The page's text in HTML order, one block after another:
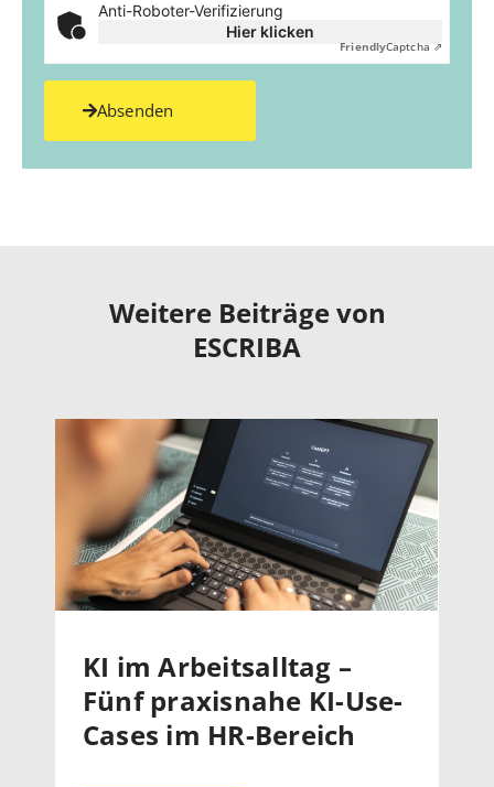
Anti-Roboter-Verifizierung
Hier klicken
FriendlyCaptcha ⇗
Absenden
Weitere Beiträge von
ESCRIBA
KI im Arbeitsalltag –
Fünf praxisnahe KI-Use-
Cases im HR-Bereich